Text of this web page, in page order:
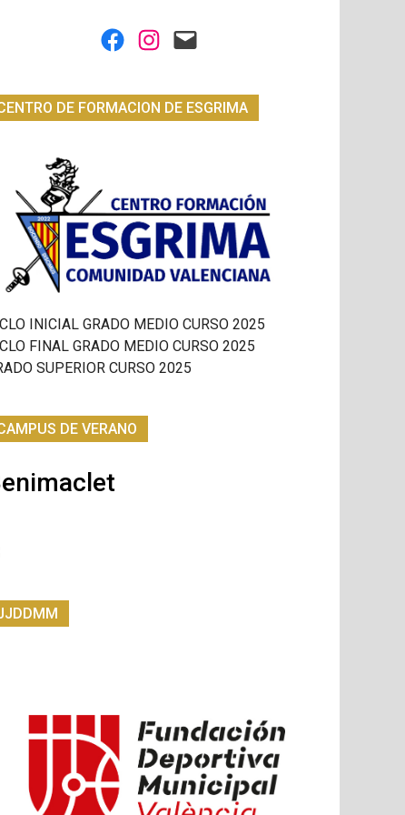
Facebook
Instagram
Mail
DE FORMACION DE ESGRIMA
INICIAL GRADO MEDIO CURSO 2025
FINAL GRADO MEDIO CURSO 2025
SUPERIOR CURSO 2025
DE VERANO